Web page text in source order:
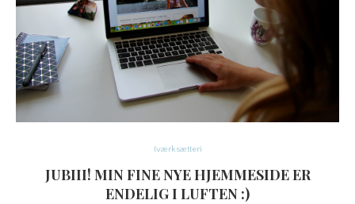
Iværksætteri
JUBIII! MIN FINE NYE HJEMMESIDE ER
ENDELIG I LUFTEN :)